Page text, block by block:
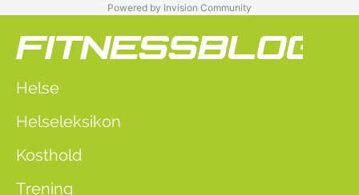
Powered by Invision Community
Helse
Helseleksikon
Kosthold
Trening